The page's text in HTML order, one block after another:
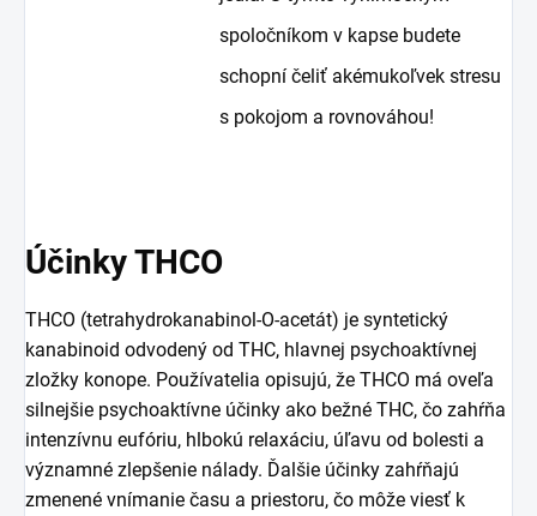
spoločníkom v kapse budete
schopní čeliť akémukoľvek stresu
s pokojom a rovnováhou!
Účinky THCO
THCO (tetrahydrokanabinol-O-acetát) je syntetický
kanabinoid odvodený od THC, hlavnej psychoaktívnej
zložky konope. Používatelia opisujú, že THCO má oveľa
silnejšie psychoaktívne účinky ako bežné THC, čo zahŕňa
intenzívnu eufóriu, hlbokú relaxáciu, úľavu od bolesti a
významné zlepšenie nálady. Ďalšie účinky zahŕňajú
zmenené vnímanie času a priestoru, čo môže viesť k